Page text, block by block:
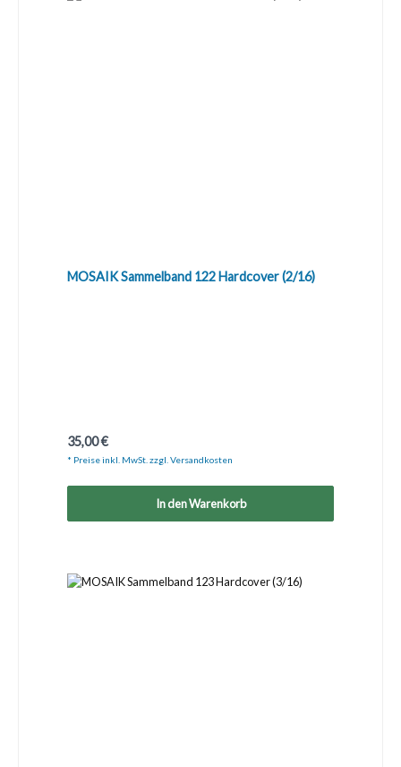
MOSAIK Sammelband 122 Hardcover (2/16)
Regulärer Preis:
35,00 €
* Preise inkl. MwSt. zzgl. Versandkosten
In den Warenkorb